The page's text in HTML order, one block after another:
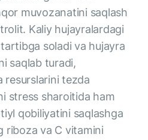
muvozanatini saqlash
Kaliy hujayralardagi
soladi va hujayra
saqlab turadi,
resurslarini tezda
stress sharoitida ham
qobiliyatini saqlashga
riboza va C vitamini